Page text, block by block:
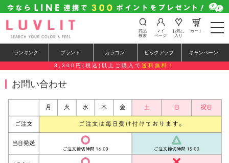
t
o
e
n
g
t
o
商品
検索
マイ
ページ
お気に
入り
カート
ランキング ブランド カラコン ピックアップ キャンペーン
3,300円(税込)以上ご購入で 送料無料！
お問い合わせ